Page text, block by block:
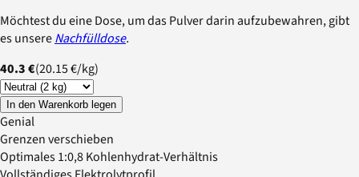
Möchtest du eine Dose, um das Pulver darin aufzubewahren, gibt
es unsereNachfülldose.
40.3 €(20.15 €/kg)
In den Warenkorb legen
Genial
Grenzen verschieben
Optimales 1:0,8 Kohlenhydrat-Verhältnis